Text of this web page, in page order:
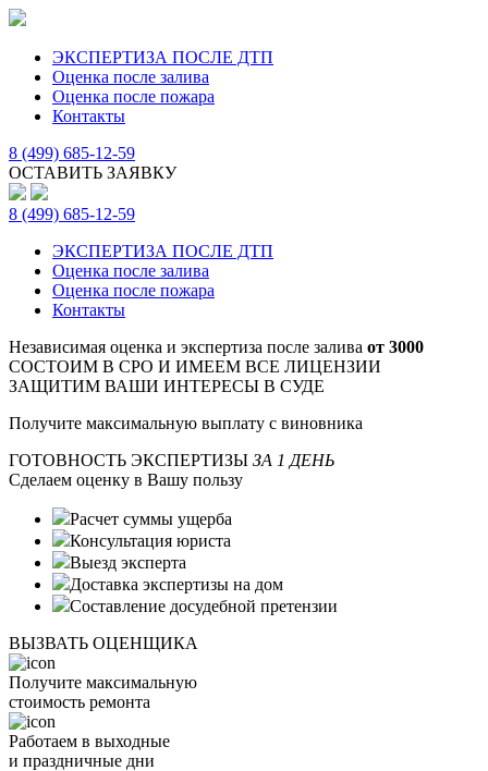
ЭКСПЕРТИЗА ПОСЛЕ ДТП
Оценка после залива
Оценка после пожара
Контакты
8 (499) 685-12-59
ОСТАВИТЬ ЗАЯВКУ
8 (499) 685-12-59
ЭКСПЕРТИЗА ПОСЛЕ ДТП
Оценка после залива
Оценка после пожара
Контакты
Независимая оценка и экспертиза после залива от 3000
СОСТОИМ В СРО И ИМЕЕМ ВСЕ ЛИЦЕНЗИИ
ЗАЩИТИМ ВАШИ ИНТЕРЕСЫ В СУДЕ
Получите максимальную выплату с виновника
ГОТОВНОСТЬ ЭКСПЕРТИЗЫ ЗА 1 ДЕНЬ
Сделаем оценку в Вашу пользу
Расчет суммы ущерба
Консультация юриста
Выезд эксперта
Доставка экспертизы на дом
Составление досудебной претензии
ВЫЗВАТЬ ОЦЕНЩИКА
Получите максимальную
стоимость ремонта
Работаем в выходные
и праздничные дни